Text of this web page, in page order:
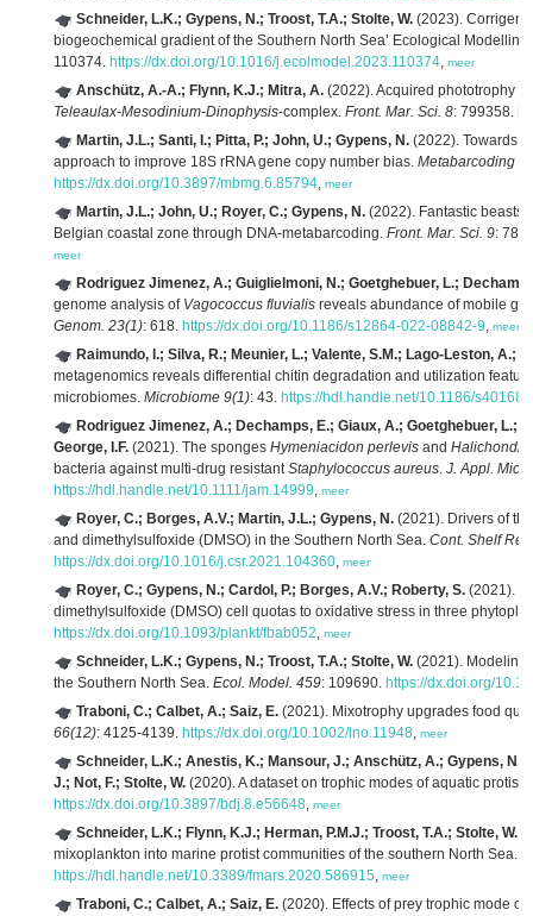
Schneider, L.K.; Gypens, N.; Troost, T.A.; Stolte, W. (2023).
biogeochemical gradient of the Southern North Sea’ Ecological
110374. https://dx.doi.org/10.1016/j.ecolmodel.2023.110374, meer
Anschütz, A.-A.; Flynn, K.J.; Mitra, A. (2022). Acquired phototrophy
Teleaulax-Mesodinium-Dinophysis-complex. Front. Mar. Sci. 8: 799358.
Martin, J.L.; Santi, I.; Pitta, P.; John, U.; Gypens, N. (2022). Towards
approach to improve 18S rRNA gene copy number bias. Metabarcoding
https://dx.doi.org/10.3897/mbmg.6.85794, meer
Martin, J.L.; John, U.; Royer, C.; Gypens, N. (2022). Fantastic
Belgian coastal zone through DNA-metabarcoding. Front. Mar. Sci. 9:
meer
Rodriguez Jimenez, A.; Guiglielmoni, N.; Goetghebuer, L.;
genome analysis of Vagococcus fluvialis reveals abundance of mobile
Genom. 23(1): 618. https://dx.doi.org/10.1186/s12864-022-08842-9, meer
Raimundo, I.; Silva, R.; Meunier, L.; Valente, S.M.; Lago-Leston, A.;
metagenomics reveals differential chitin degradation and utilization
microbiomes. Microbiome 9(1): 43. https://hdl.handle.net/10.1186/
Rodriguez Jimenez, A.; Dechamps, E.; Giaux, A.; Goetghebuer, L.;
George, I.F. (2021). The sponges Hymeniacidon perlevis and
bacteria against multi-drug resistantStaphylococcus aureus. J. Appl.
https://hdl.handle.net/10.1111/jam.14999, meer
Royer, C.; Borges, A.V.; Martin, J.L.; Gypens, N. (2021). Drivers of
and dimethylsulfoxide (DMSO) in the Southern North Sea. Cont. Shelf
https://dx.doi.org/10.1016/j.csr.2021.104360, meer
Royer, C.; Gypens, N.; Cardol, P.; Borges, A.V.; Roberty, S. (2021).
dimethylsulfoxide (DMSO) cell quotas to oxidative stress in three
https://dx.doi.org/10.1093/plankt/fbab052, meer
Schneider, L.K.; Gypens, N.; Troost, T.A.; Stolte, W. (2021). Modeling
the Southern North Sea. Ecol. Model. 459: 109690. https://dx.doi.org/
Traboni, C.; Calbet, A.; Saiz, E. (2021). Mixotrophy upgrades food
66(12): 4125-4139. https://dx.doi.org/10.1002/lno.11948, meer
Schneider, L.K.; Anestis, K.; Mansour, J.; Anschütz, A.; Gypens,
J.; Not, F.; Stolte, W. (2020). A dataset on trophic modes of aquatic
https://dx.doi.org/10.3897/bdj.8.e56648, meer
Schneider, L.K.; Flynn, K.J.; Herman, P.M.J.; Troost, T.A.; Stolte, W.
mixoplankton into marine protist communities of the southern North Sea.
https://hdl.handle.net/10.3389/fmars.2020.586915, meer
Traboni, C.; Calbet, A.; Saiz, E. (2020). Effects of prey trophic mode